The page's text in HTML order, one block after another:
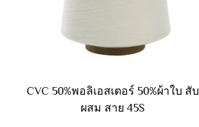
CVC 50%พอลิเอสเตอร์ 50%ผ้าใบ สับ
ผสม สาย 45S